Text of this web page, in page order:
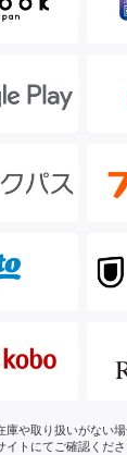
や取り扱いがない
イトにてご確認くださ